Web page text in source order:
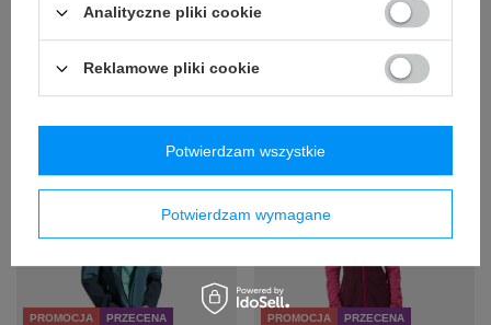
Najniższa cena produktu w
wprowadzeniem obniżki:
329,99 zł -18%
579,99 zł
Najniższa cena produktu w
okresie 30 dni przed
wprowadzeniem obniżki:
-42%
829,99 zł
PROMOCJA PRZECENA PROMOCJA PRZECENA
Analityczne pliki cookie
Reklamowe pliki cookie
Potwierdzam wymagane
Potwierdzam wszystkie